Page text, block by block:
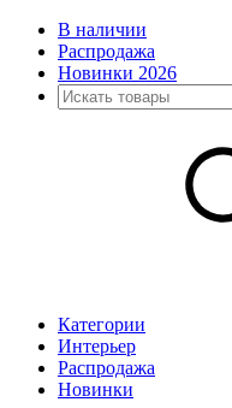
В наличии
Распродажа
Новинки 2026
Категории
Интерьер
Распродажа
Новинки